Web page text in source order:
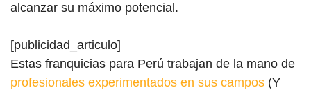
alcanzar su máximo potencial.
[publicidad_articulo]
Estas franquicias para Perú trabajan de la mano de
profesionales experimentados en sus campos (Y